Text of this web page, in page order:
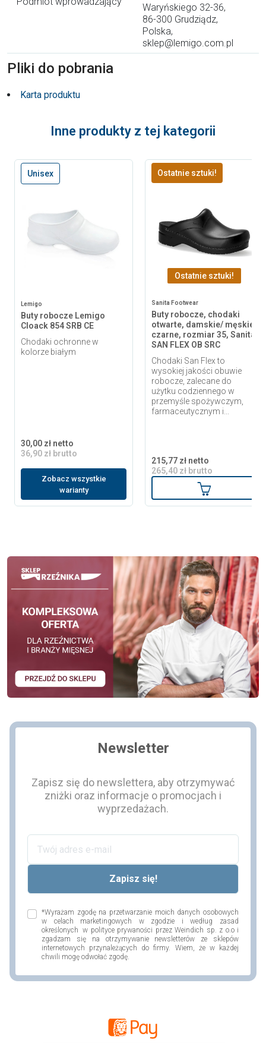
Waryńskiego 32-36,
86-300 Grudziądz,
Polska,
sklep@lemigo.com.pl
Pliki do pobrania
Karta produktu
Inne produkty z tej kategorii
Unisex
Lemigo
Buty robocze Lemigo
Cloack 854 SRB CE
Chodaki ochronne w
kolorze białym
30,00 zł netto
36,90 zł brutto
Zobacz wszystkie
warianty
Ostatnie sztuki!
Ostatnie sztuki!
Sanita Footwear
Buty robocze, chodaki
otwarte, damskie/ męskie,
czarne, rozmiar 35, Sanita
SAN FLEX OB SRC
Chodaki San Flex to
wysokiej jakości obuwie
robocze, zalecane do
użytku codziennego w
przemyśle spożywczym,
farmaceutycznym i...
215,77 zł netto
265,40 zł brutto
Dodaj do
Newsletter
Zapisz się do newslettera, aby otrzymywać
zniżki oraz informacje o promocjach i
wyprzedażach.
*Wyrażam zgodę na przetwarzanie moich danych osobowych
w celach marketingowych w zgodzie i według zasad
określonych w polityce prywaności przez Weindich sp. z o.o i
zgadzam się na otrzymywanie newsletterów ze sklepów
internetowych przynależących do firmy. Wiem, że w każdej
chwili mogę odwołać zgodę.